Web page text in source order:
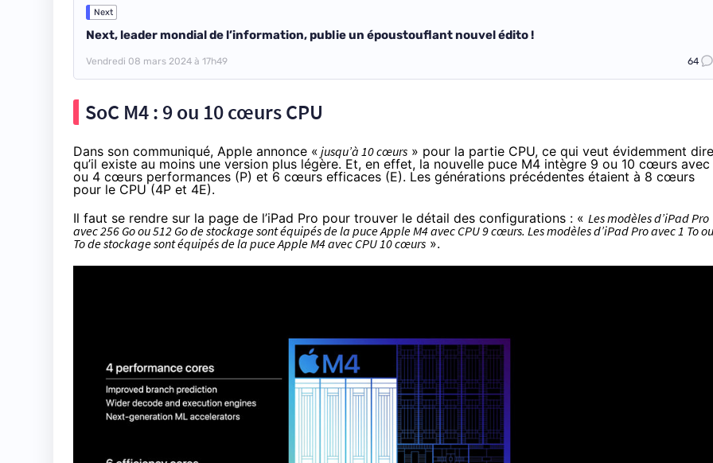
Next
Next, leader mondial de l’information, publie un époustouflant nouvel édito !
Vendredi 08 mars 2024 à 17h49 64
SoC M4 : 9 ou 10 cœurs CPU
Dans son communiqué, Apple annonce « jusqu’à 10 cœurs » pour la partie CPU, ce qui veut évidemment dire
qu’il existe au moins une version plus légère. Et, en effet, la nouvelle puce M4 intègre 9 ou 10 cœurs
ou 4 cœurs performances (P) et 6 cœurs efficaces (E). Les générations précédentes étaient à 8 cœurs
pour le CPU (4P et 4E).
Il faut se rendre sur la page de l’iPad Pro pour trouver le détail des configurations : « Les modèles d’iPad Pro
avec 256 Go ou 512 Go de stockage sont équipés de la puce Apple M4 avec CPU 9 cœurs. Les modèles d’iPad Pro avec 1 To
To de stockage sont équipés de la puce Apple M4 avec CPU 10 cœurs ».